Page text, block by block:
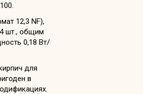
12,3 NF),
шт., общим
0,18 Вт/
для
в